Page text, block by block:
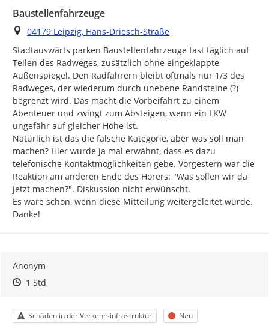
Baustellenfahrzeuge
Ort
04179 Leipzig, Hans-Driesch-Straße
Stadtauswärts parken Baustellenfahrzeuge fast täglich auf
Teilen des Radweges, zusätzlich ohne eingeklappte
Außenspiegel. Den Radfahrern bleibt oftmals nur 1/3 des
Radweges, der wiederum durch unebene Randsteine (?)
begrenzt wird. Das macht die Vorbeifahrt zu einem
Abenteuer und zwingt zum Absteigen, wenn ein LKW
ungefähr auf gleicher Höhe ist.
Natürlich ist das die falsche Kategorie, aber was soll man
machen? Hier wurde ja mal erwähnt, dass es dazu
telefonische Kontaktmöglichkeiten gebe. Vorgestern war die
Reaktion am anderen Ende des Hörers: "Was sollen wir da
jetzt machen?". Diskussion nicht erwünscht.
Es wäre schön, wenn diese Mitteilung weitergeleitet würde.
Danke!
Anonym
Zeitpunkt des Erstellens
Zeitpunkt des Erstellens
1 StdZur Äußerung
Kategorie
Schäden in der Verkehrsinfrastruktur Status
Neu